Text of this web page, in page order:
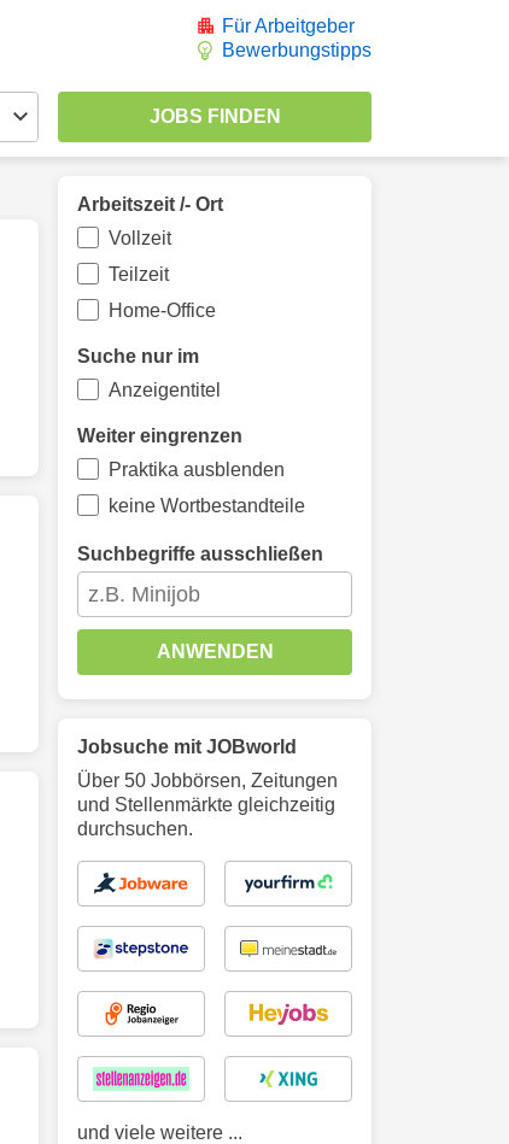
Für Arbeitgeber
Bewerbungstipps
Arbeitszeit /- Ort
Vollzeit
Teilzeit
Home-Office
Suche nur im
Anzeigentitel
Weiter eingrenzen
Praktika ausblenden
keine Wortbestandteile
Suchbegriffe ausschließen
ANWENDEN
Jobsuche mit JOBworld
Über 50 Jobbörsen, Zeitungen
und Stellenmärkte gleichzeitig
durchsuchen.
und viele weitere ...